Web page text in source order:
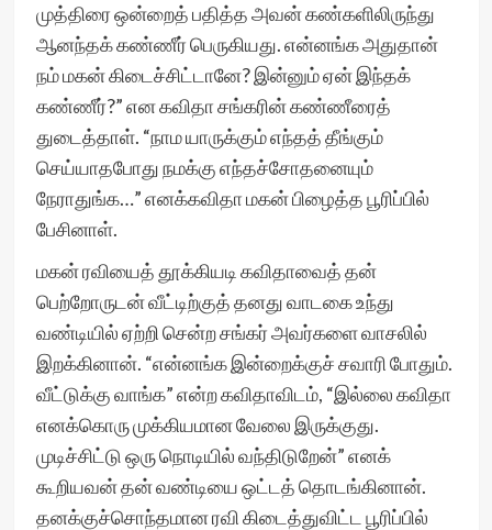
முத்திரை ஒன்றைத் பதித்த அவன் கண்களிலிருந்து
ஆனந்தக் கண்ணீர் பெருகியது. என்னங்க அதுதான்
நம் மகன் கிடைச்சிட்டானே? இன்னும் ஏன் இந்தக்
கண்ணீர்?” என கவிதா சங்கரின் கண்ணீரைத்
துடைத்தாள். “நாம யாருக்கும் எந்தத் தீங்கும்
செய்யாதபோது நமக்கு எந்தச்சோதனையும்
நேராதுங்க…” எனக்கவிதா மகன் பிழைத்த பூரிப்பில்
பேசினாள்.
மகன் ரவியைத் தூக்கியடி கவிதாவைத் தன்
பெற்றோருடன் வீட்டிற்குத் தனது வாடகை உந்து
வண்டியில் ஏற்றி சென்ற சங்கர் அவர்களை வாசலில்
இறக்கினான். “என்னங்க இன்றைக்குச் சவாரி போதும்.
வீட்டுக்கு வாங்க” என்ற கவிதாவிடம், “இல்லை கவிதா
எனக்கொரு முக்கியமான வேலை இருக்குது.
முடிச்சிட்டு ஒரு நொடியில் வந்திடுறேன்” எனக்
கூறியவன் தன் வண்டியை ஒட்டத் தொடங்கினான்.
தனக்குச்சொந்தமான ரவி கிடைத்துவிட்ட பூரிப்பில்